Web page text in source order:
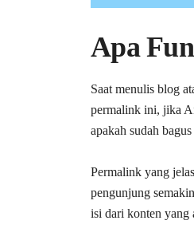
Apa
Saat menulis blog
permalink ini, jika
apakah sudah
Permalink yang
pengunjung
isi dari konten yang